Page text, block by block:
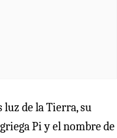
luz de la Tierra, su
Pi y el nombre de